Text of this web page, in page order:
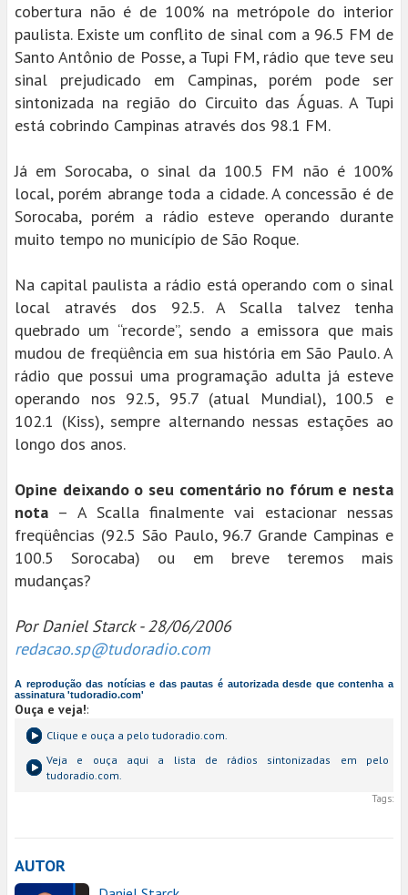
cobertura não é de 100% na metrópole do interior
paulista. Existe um conflito de sinal com a 96.5 FM de
Santo Antônio de Posse, a Tupi FM, rádio que teve seu
sinal prejudicado em Campinas, porém pode ser
sintonizada na região do Circuito das Águas. A Tupi
está cobrindo Campinas através dos 98.1 FM.
Já em Sorocaba, o sinal da 100.5 FM não é 100%
local, porém abrange toda a cidade. A concessão é de
Sorocaba, porém a rádio esteve operando durante
muito tempo no município de São Roque.
Na capital paulista a rádio está operando com o sinal
local através dos 92.5. A Scalla talvez tenha
quebrado um “recorde”, sendo a emissora que mais
mudou de freqüência em sua história em São Paulo. A
rádio que possui uma programação adulta já esteve
operando nos 92.5, 95.7 (atual Mundial), 100.5 e
102.1 (Kiss), sempre alternando nessas estações ao
longo dos anos.
Opine deixando o seu comentário no fórum e nesta
nota – A Scalla finalmente vai estacionar nessas
freqüências (92.5 São Paulo, 96.7 Grande Campinas e
100.5 Sorocaba) ou em breve teremos mais
mudanças?
Por Daniel Starck - 28/06/2006
redacao.sp@tudoradio.com
A reprodução das notícias e das pautas é autorizada desde que contenha a
assinatura 'tudoradio.com'
Ouça e veja!:
Clique e ouça a pelo tudoradio.com.
Veja e ouça aqui a lista de rádios sintonizadas em pelo
tudoradio.com.
Tags:
AUTOR